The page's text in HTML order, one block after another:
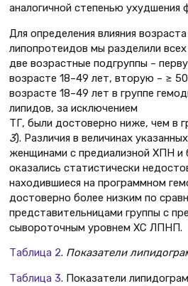
аналогичной степенью ухудшения
Для определения влияния
липопротеидов мы разделили
две возрастные подгруппы –
возрасте 18–49 лет, вторую – ≥
возрасте 18–49 лет в группе
липидов, за исключением
ТГ, были достоверно ниже, чем в
3). Различия в величинах
женщинами с предиализной ХПН
оказались статистически
находившиеся на программном
достоверно более низким по
представительницами группы с
сывороточным уровнем ХС ЛПНП.
Таблица 2. Показатели
Таблица 3. Показатели